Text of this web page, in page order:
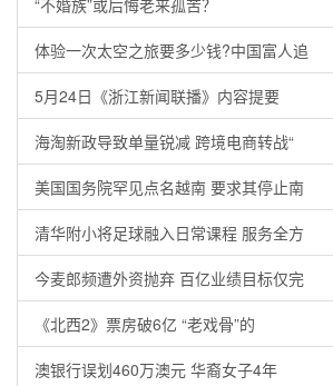
“不婚族”或后悔老来孤苦？
体验一次太空之旅要多少钱?中国富人追
5月24日《浙江新闻联播》内容提要
海淘新政导致单量锐减 跨境电商转战“
美国国务院罕见点名越南 要求其停止南
清华附小将足球融入日常课程 服务全方
今麦郎频遭外资抛弃 百亿业绩目标仅完
《北西2》票房破6亿 “老戏骨”的
澳银行误划460万澳元 华裔女子4年